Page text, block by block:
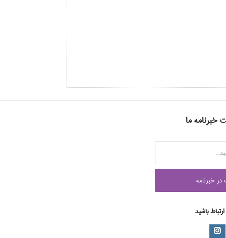
خبرنامه ما
خبرنامه
باشید